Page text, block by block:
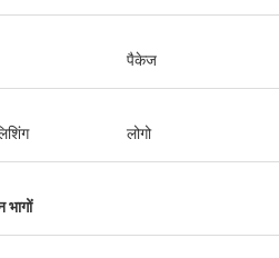
कमिल
उत्कृष्ट गुणवत्ता, प्रतिस्पर्धी मूल्य और उत्कृष्ट संचार।
पैकेज
लोगो